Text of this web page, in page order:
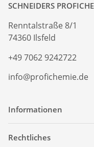
SCHNEIDERS
Renntalstraße 8/1
74360 Ilsfeld
+49 7062 9242722
info@profichemie.de
Informationen
Rechtliches